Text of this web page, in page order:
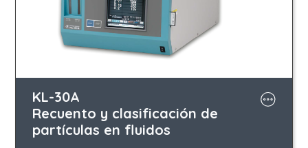
KL-30A
Recuento y clasificación de
partículas en fluidos